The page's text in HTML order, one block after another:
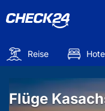
Reise
Flüge